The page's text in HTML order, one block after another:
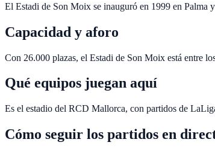
El Estadi de Son Moix se inauguró en 1999 en Palma
Capacidad y aforo
Con 26.000 plazas, el Estadi de Son Moix está entre
Qué equipos juegan aquí
Es el estadio del RCD Mallorca, con partidos de
Cómo seguir los partidos en